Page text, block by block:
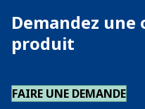
Demandez
produit
FAIRE UNE DEMANDE